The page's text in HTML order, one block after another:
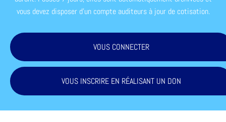
vous devez disposer d'un compte auditeurs à jour de cotisation.
VOUS CONNECTER
VOUS INSCRIRE EN RÉALISANT UN DON